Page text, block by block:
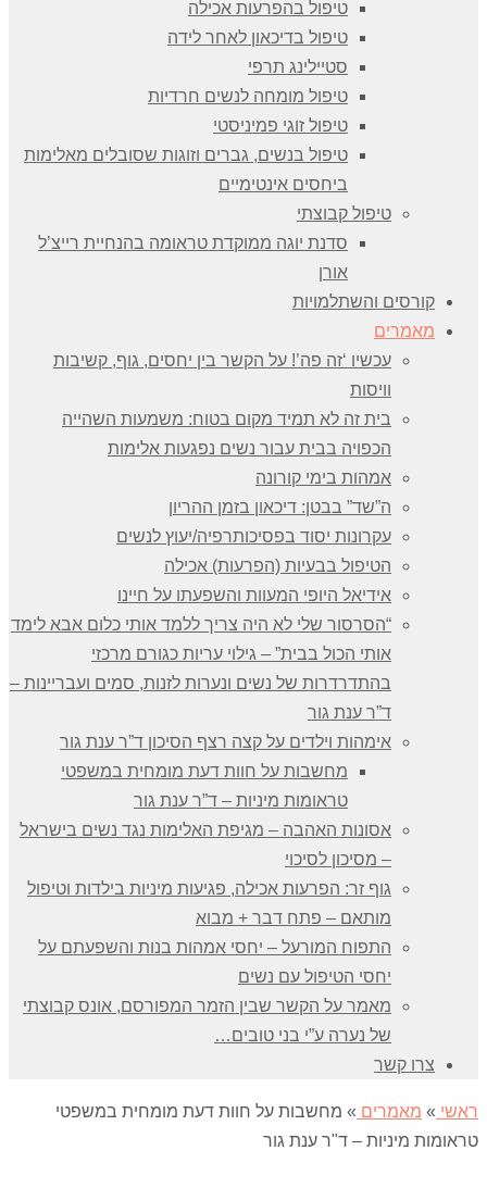
טיפול בהפרעות אכילה
טיפול בדיכאון לאחר לידה
סטיילינג תרפי
טיפול מומחה לנשים חרדיות
טיפול זוגי פמיניסטי
טיפול בנשים, גברים וזוגות שסובלים מאלימות
ביחסים אינטימיים
טיפול קבוצתי
סדנת יוגה ממוקדת טראומה בהנחיית רייצ’ל
אורן
קורסים והשתלמויות
מאמרים
עכשיו ‘זה פה’! על הקשר בין יחסים, גוף, קשיבות
וויסות
בית זה לא תמיד מקום בטוח: משמעות השהייה
הכפויה בבית עבור נשים נפגעות אלימות
אמהות בימי קורונה
ה”שד” בבטן: דיכאון בזמן ההריון
עקרונות יסוד בפסיכותרפיה/יעוץ לנשים
הטיפול בבעיות (הפרעות) אכילה
אידיאל היופי המעוות והשפעתו על חיינו
“הסרסור שלי לא היה צריך ללמד אותי כלום אבא לימד
אותי הכול בבית” – גילוי עריות כגורם מרכזי
בהתדרדרות של נשים ונערות לזנות, סמים ועבריינות –
ד”ר ענת גור
אימהות וילדים על קצה רצף הסיכון ד”ר ענת גור
מחשבות על חוות דעת מומחית במשפטי
טראומות מיניות – ד”ר ענת גור
אסונות האהבה – מגיפת האלימות נגד נשים בישראל
– מסיכון לסיכוי
גוף זר: הפרעות אכילה, פגיעות מיניות בילדות וטיפול
מותאם – פתח דבר + מבוא
התפוח המורעל – יחסי אמהות בנות והשפעתם על
יחסי הטיפול עם נשים
מאמר על הקשר שבין הזמר המפורסם, אונס קבוצתי
של נערה ע”י בני טובים…
צרו קשר
ראשי » מאמרים » מחשבות על חוות דעת מומחית במשפטי
טראומות מיניות – ד"ר ענת גור